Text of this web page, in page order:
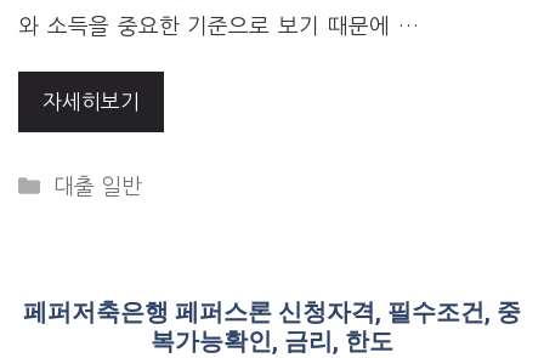
와 소득을 중요한 기준으로 보기 때문에 …
자세히보기
Categories
대출 일반
페퍼저축은행 페퍼스론 신청자격, 필수조건, 중
복가능확인, 금리, 한도